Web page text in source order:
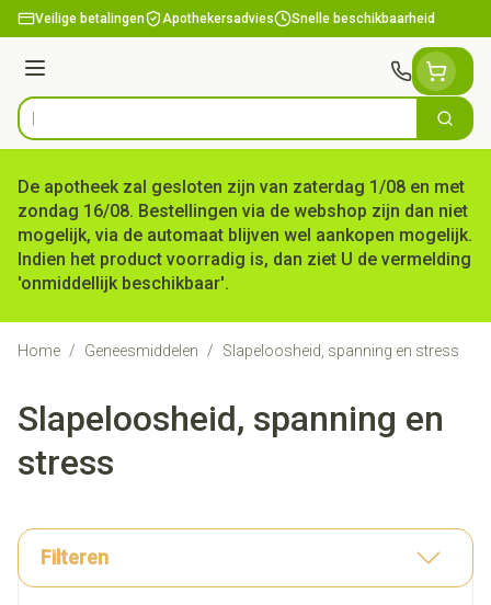
Ga naar de inhoud
Veilige betalingen Apothekersadvies Snelle beschikbaarheid
Menu
Product, merk, categorie... Zoek
De apotheek zal gesloten zijn van zaterdag 1/08 en met
zondag 16/08. Bestellingen via de webshop zijn dan niet
mogelijk, via de automaat blijven wel aankopen mogelijk.
Indien het product voorradig is, dan ziet U de vermelding
'onmiddellijk beschikbaar'.
Home / Geneesmiddelen / Slapeloosheid, spanning en stress
Slapeloosheid, spanning en
stress
Filteren